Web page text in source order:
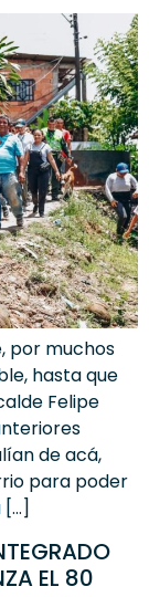
por muchos
hasta que
Felipe
de acá,
para poder
[…]
EL 80